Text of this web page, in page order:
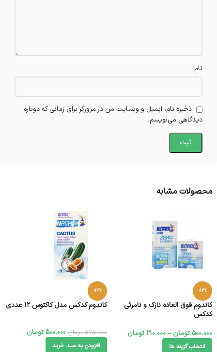
نام
ذخیره نام، ایمیل و وبسایت من در مرورگر برای زمانی که دوباره
دیدگاهی می‌نویسم.
محصولات مشابه
-13%
کاندوم فوق العاده نازک و نامرئی
کدکس
500.000تومان –
210.000تومان
انتخاب گزینه ها
-13%
کاندوم کدکس مدل کاکتوس 12 عددی
575.000 تومان 500.000تومان
افزودن به سبد خرید